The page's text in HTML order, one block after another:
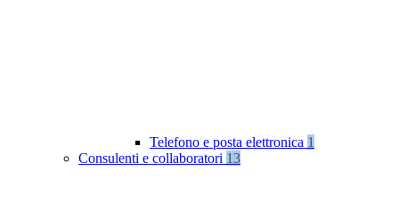
Telefono e posta elettronica 1
Consulenti e collaboratori 13